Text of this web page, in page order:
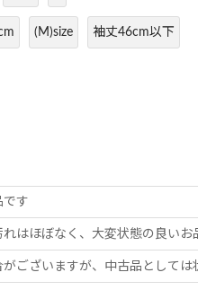
(M)size 袖丈46cm以下
です
はほぼなく、大変状態の良いお
ございますが、中古品としては